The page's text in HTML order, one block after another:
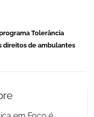
Tolerância
direitos de ambulantes